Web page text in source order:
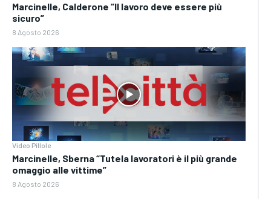
Marcinelle, Calderone “Il lavoro deve essere più
sicuro”
8 Agosto 2026
Video Pillole
Marcinelle, Sberna “Tutela lavoratori è il più grande
omaggio alle vittime”
8 Agosto 2026